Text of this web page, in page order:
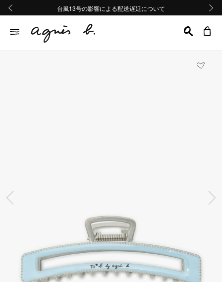
熊本地域地震の影響による配送遅延について
Summer Sale 2buy10%OFF!!
台風13号の影響による配送遅延について
熊本地域地震の影響による配送遅延について
Summer Sale 2buy10%OFF!!
前の画像